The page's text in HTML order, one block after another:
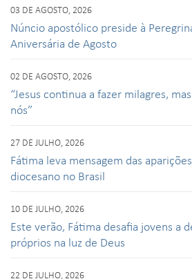
03 DE AGOSTO, 2026
Núncio apostólico preside à
Aniversária de Agosto
02 DE AGOSTO, 2026
“Jesus continua a fazer milagres,
nós”
27 DE JULHO, 2026
Fátima leva mensagem das
diocesano no Brasil
10 DE JULHO, 2026
Este verão, Fátima desafia jovens a
próprios na luz de Deus
22 DE JULHO, 2026